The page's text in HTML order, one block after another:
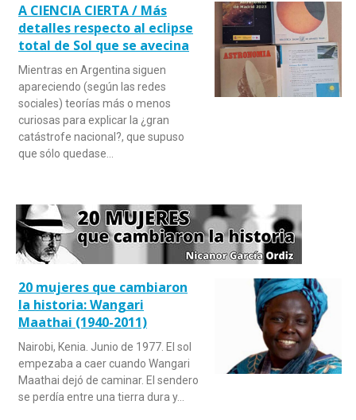
A CIENCIA CIERTA / Más
detalles respecto al eclipse
total de Sol que se avecina
Mientras en Argentina siguen
apareciendo (según las redes
sociales) teorías más o menos
curiosas para explicar la ¿gran
catástrofe nacional?, que supuso
que sólo quedase…
20 mujeres que cambiaron
la historia: Wangari
Maathai (1940-2011)
Nairobi, Kenia. Junio de 1977. El sol
empezaba a caer cuando Wangari
Maathai dejó de caminar. El sendero
se perdía entre una tierra dura y…